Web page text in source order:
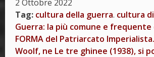
2 Ottobre 2022
Tag: cultura della guerra. cultura
Guerra: la più comune e frequente
FORMA del Patriarcato
Woolf, ne Le tre ghinee (1938), si